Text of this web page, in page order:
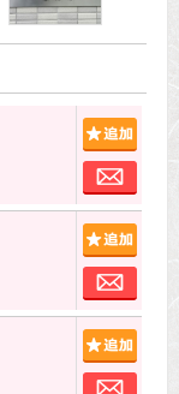
お問
お問
お問